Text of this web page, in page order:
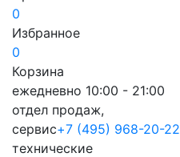
0
Избранное
0
Корзина
ежедневно 10:00 - 21:00
отдел продаж,
сервис+7 (495) 968-20-22
технические